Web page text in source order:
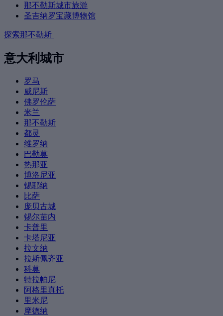
那不勒斯城市旅游
圣吉纳罗宝藏博物馆
探索那不勒斯
意大利城市
罗马
威尼斯
佛罗伦萨
米兰
那不勒斯
都灵
维罗纳
巴勒莫
热那亚
博洛尼亚
锡耶纳
比萨
庞贝古城
锡尔苗内
卡普里
卡塔尼亚
拉文纳
拉斯佩齐亚
科莫
特拉帕尼
阿格里真托
里米尼
摩德纳